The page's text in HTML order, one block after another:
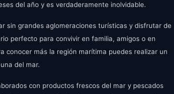
del año y es verdaderamente inolvidable.
sin grandes aglomeraciones turísticas y disfrutar de
perfecto para convivir en familia, amigos o en
conocer más la región marítima puedes realizar un
del mar.
con productos frescos del mar y pescados